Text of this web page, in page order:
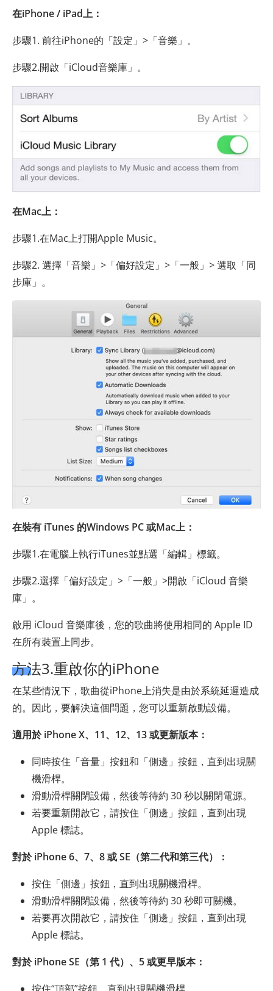
在iPhone / iPad上：
步驟1. 前往iPhone的「設定」>「音樂」。
步驟2.開啟「iCloud音樂庫」。
在Mac上：
步驟1.在Mac上打開Apple Music。
步驟2. 選擇「音樂」>「偏好設定」>「一般」> 選取「同
步庫」。
在裝有 iTunes 的Windows PC 或Mac上：
步驟1.在電腦上執行iTunes並點選「編輯」標籤。
步驟2.選擇「偏好設定」>「一般」>開啟「iCloud 音樂
庫」。
啟用 iCloud 音樂庫後，您的歌曲將使用相同的 Apple ID
在所有裝置上同步。
方法3.重啟你的iPhone
在某些情況下，歌曲從iPhone上消失是由於系統延遲造成
的。因此，要解決這個問題，您可以重新啟動設備。
適用於 iPhone X、11、12、13 或更新版本：
同時按住「音量」按鈕和「側邊」按鈕，直到出現關
機滑桿。
滑動滑桿關閉設備，然後等待約 30 秒以關閉電源。
若要重新開啟它，請按住「側邊」按鈕，直到出現
Apple 標誌。
對於 iPhone 6、7、8 或 SE（第二代和第三代）：
按住「側邊」按鈕，直到出現關機滑桿。
滑動滑桿關閉設備，然後等待約 30 秒即可關機。
若要再次開啟它，請按住「側邊」按鈕，直到出現
Apple 標誌。
對於 iPhone SE（第 1 代）、5 或更早版本：